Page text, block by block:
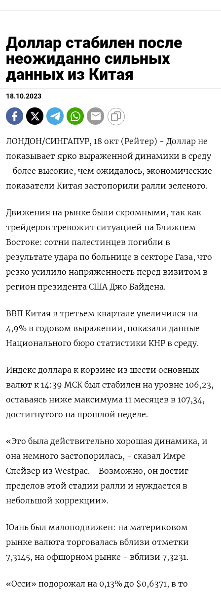
Доллар стабилен после
неожиданно сильных
данных из Китая
18.10.2023
ЛОНДОН/СИНГАПУР, 18 окт (Рейтер) - Доллар не
показывает ярко выраженной динамики в среду
- более высокие, чем ожидалось, экономические
показатели Китая застопорили ралли зеленого.
Движения на рынке были скромными, так как
трейдеров тревожит ситуацией на Ближнем
Востоке: сотни палестинцев погибли в
результате удара по больнице в секторе Газа, что
резко усилило напряженность перед визитом в
регион президента США Джо Байдена.
ВВП Китая в третьем квартале увеличился на
4,9% в годовом выражении, показали данные
Национального бюро статистики КНР в среду.
Индекс доллара к корзине из шести основных
валют к 14:39 МСК был стабилен на уровне 106,23​,
оставаясь ниже максимума 11 месяцев в 107,34,
достигнутого на прошлой неделе.
«Это была действительно хорошая динамика, и
она немного застопорилась, - сказал Имре
Спейзер из Westpac. - Возможно, он достиг
пределов этой стадии ралли и нуждается в
небольшой коррекции».
Юань был малоподвижен: на материковом
рынке валюта торговалась вблизи отметки
7,3145, на офшорном рынке - вблизи 7,3231.
«Осси» подорожал на 0,13% до $0,6371​, в то